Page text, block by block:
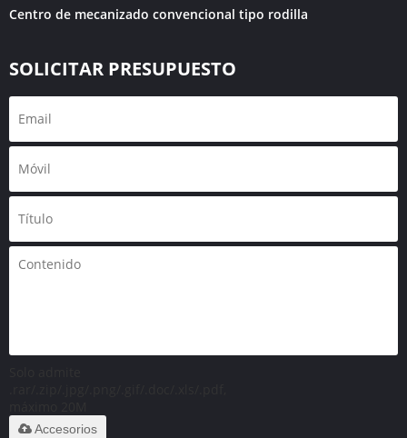
Centro de mecanizado convencional tipo rodilla
SOLICITAR PRESUPUESTO
Accesorios